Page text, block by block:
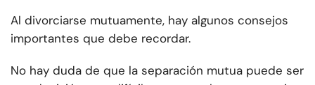
Al divorciarse mutuamente, hay algunos consejos
importantes que debe recordar.
No hay duda de que la separación mutua puede ser